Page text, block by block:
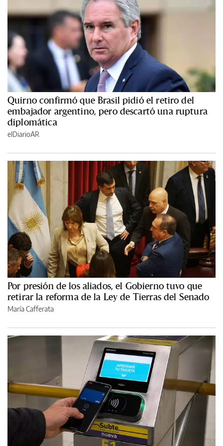
Quirno confirmó que Brasil pidió el retiro del
embajador argentino, pero descartó una ruptura
diplomática
elDiarioAR
Por presión de los aliados, el Gobierno tuvo que
retirar la reforma de la Ley de Tierras del Senado
María Cafferata